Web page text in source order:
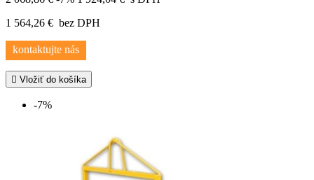
1 564,26 € bez DPH
kontaktujte nás
 Vložiť do košíka
-7%